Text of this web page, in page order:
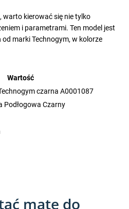
warto kierować się nie tylko
i parametrami. Ten model jest
od marki Technogym, w kolorze
Wartość
czarna A0001087
Podłogowa Czarny
matę do